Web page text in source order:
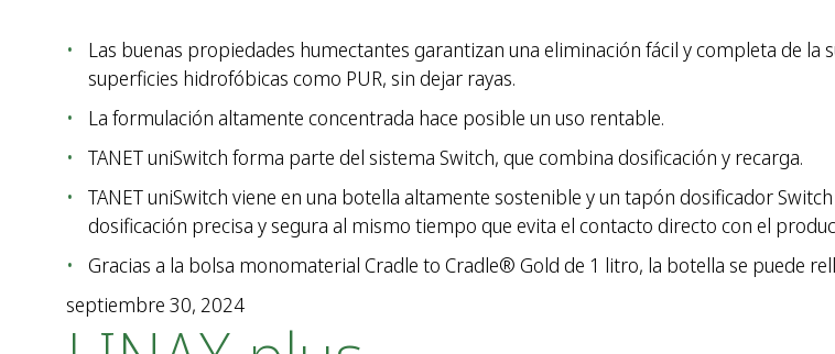
Las buenas propiedades humectantes garantizan una eliminación fácil y completa de la
superficies hidrofóbicas como PUR, sin dejar rayas.
La formulación altamente concentrada hace posible un uso rentable.
TANET uniSwitch forma parte del sistema Switch, que combina dosificación y recarga.
TANET uniSwitch viene en una botella altamente sostenible y un tapón dosificador
dosificación precisa y segura al mismo tiempo que evita el contacto directo con el
Gracias a la bolsa monomaterial Cradle to Cradle® Gold de 1 litro, la botella se puede
septiembre 30, 2024